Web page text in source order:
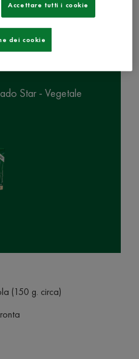
Star - Vegetale
(150 g. circa)
Accettare tutti i cookie
dei cookie